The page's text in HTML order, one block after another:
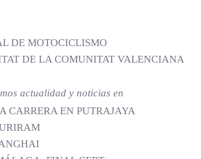
DE MOTOCICLISMO
DE LA COMUNITAT VALENCIANA
actualidad y noticias en
CARRERA EN PUTRAJAYA